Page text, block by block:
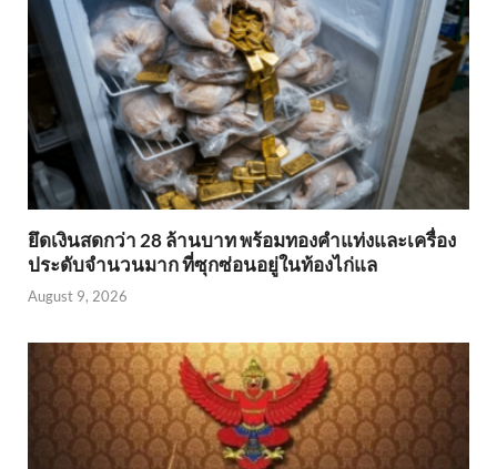
ยึดเงินสดกว่า 28 ล้านบาท พร้อมทองคำแท่งและเครื่อง
ประดับจำนวนมาก ที่ซุกซ่อนอยู่ในท้องไก่แล
August 9, 2026